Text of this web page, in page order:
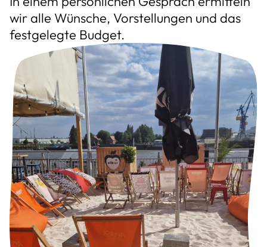
wir alle Wünsche, Vorstellungen und das
festgelegte Budget.